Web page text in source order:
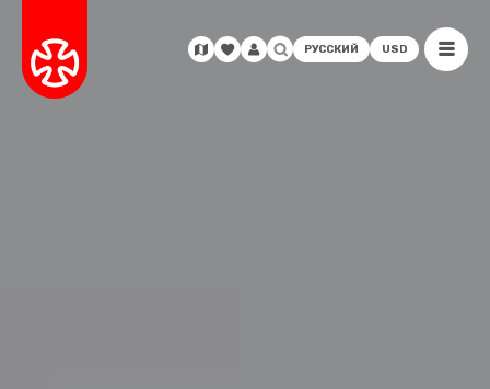
РУССКИЙ USD